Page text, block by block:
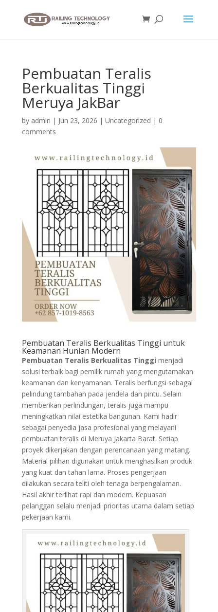
Pembuatan Teralis
Berkualitas Tinggi
Meruya JakBar
by admin | Jun 23, 2026 | Uncategorized | 0
comments
Pembuatan Teralis Berkualitas Tinggi untuk
Keamanan Hunian Modern
Pembuatan Teralis Berkualitas Tinggi menjadi
solusi terbaik bagi pemilik rumah yang mengutamakan
keamanan dan kenyamanan. Teralis berfungsi sebagai
pelindung tambahan pada jendela dan pintu. Selain
memberikan perlindungan, teralis juga mampu
meningkatkan nilai estetika bangunan. Kami hadir
sebagai penyedia jasa profesional yang melayani
pembuatan teralis di Meruya Jakarta Barat. Setiap
proyek dikerjakan dengan perencanaan yang matang.
Material pilihan digunakan untuk menghasilkan produk
yang kuat dan tahan lama. Proses pengerjaan
dilakukan secara teliti oleh tenaga berpengalaman.
Hasil akhir terlihat rapi dan modern. Kepuasan
pelanggan selalu menjadi prioritas utama dalam setiap
pekerjaan kami.